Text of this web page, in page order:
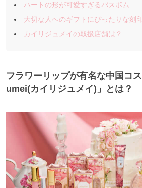
ハートの形が可愛すぎるバスボム
大切な人へのギフトにぴったりな
カイリジュメイの取扱店舗は？
フラワーリップが有名な中国コ
umei(カイリジュメイ)」とは？